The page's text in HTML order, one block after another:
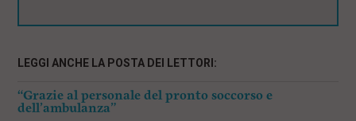
LEGGI ANCHE LA POSTA DEI LETTORI:
“Grazie al personale del pronto soccorso e
dell’ambulanza”